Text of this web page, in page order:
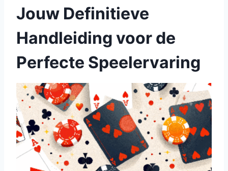
Jouw Definitieve
Handleiding voor de
Perfecte Speelervaring